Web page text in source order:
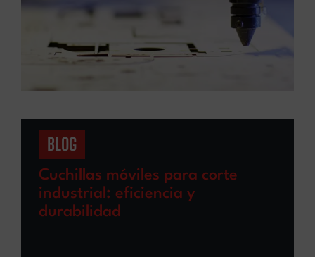
BLOG
Cuchillas móviles para corte
industrial: eficiencia y
durabilidad